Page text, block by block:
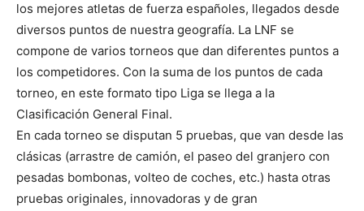
los mejores atletas de fuerza españoles, llegados desde
diversos puntos de nuestra geografía. La LNF se
compone de varios torneos que dan diferentes puntos a
los competidores. Con la suma de los puntos de cada
torneo, en este formato tipo Liga se llega a la
Clasificación General Final.
En cada torneo se disputan 5 pruebas, que van desde las
clásicas (arrastre de camión, el paseo del granjero con
pesadas bombonas, volteo de coches, etc.) hasta otras
pruebas originales, innovadoras y de gran